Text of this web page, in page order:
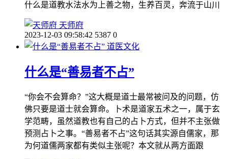
什么是道教水法水为上善之物，生养百灵，奔流于山川
天师府
2023-12-03 09:58:42 5387 0
道医文化
什么是“善易者不占”
“你会不会算命？”这大概是道士最常被问及的问题，仿
佛只要是道士就会算命。卜术是道家五术之一，属于玄
学范畴，虽然道教也有自己的占卜方式，但并不主张做
预测占卜之事。“善易者不占”这句话其实源自儒家，那
为何道儒两家都有类似主张呢？本文就从两方面跟